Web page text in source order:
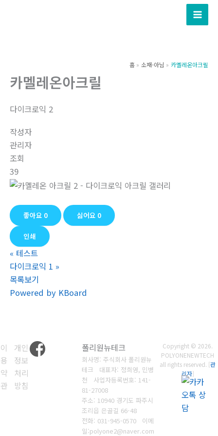
홈 소재-아님 카멜레온아크릴
카멜레온아크릴
다이크로익 2
작성자
관리자
조회
39
좋아요 0 싫어요 0
인쇄
« 테스트
다이크로익 1 »
목록보기
Powered by KBoard
이
용
약
관
개인
정보
처리
방침
폴리원뉴테크
회사명: 주식회사 폴리원뉴
테크 대표자: 정희영, 민병
천 사업자등록번호: 141-
81-27008
주소: 10940 경기도 파주시
조리읍 은골길 66-48
전화: 031-945-0570이메
일:polyone2@naver.com
Copyright © 2026.
POLYONENEWTECH
all rights reserved. [관
리자]